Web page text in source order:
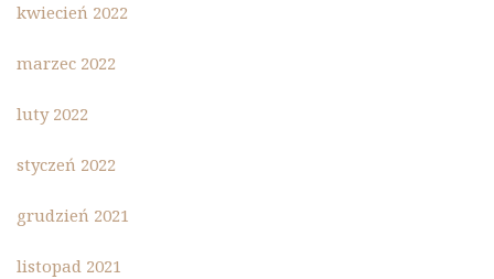
kwiecień 2022
marzec 2022
luty 2022
styczeń 2022
grudzień 2021
listopad 2021